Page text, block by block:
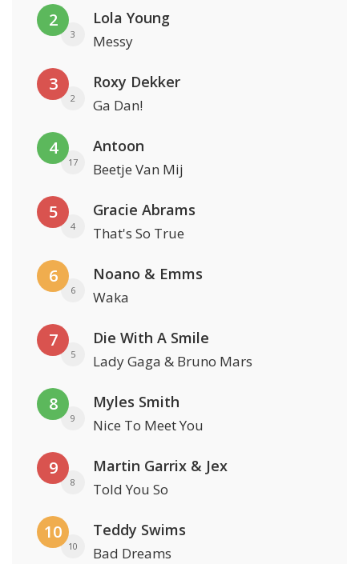
2
3
Lola Young
Messy
3
2
Roxy Dekker
Ga Dan!
4
17
Antoon
Beetje Van Mij
5
4
Gracie Abrams
That's So True
6
6
Noano & Emms
Waka
7
5
Die With A Smile
Lady Gaga & Bruno Mars
8
9
Myles Smith
Nice To Meet You
9
8
Martin Garrix & Jex
Told You So
10
10
Teddy Swims
Bad Dreams